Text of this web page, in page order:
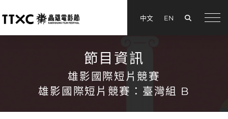
中文 EN
節目資訊
雄影國際短片競賽
雄影國際短片競賽：臺灣組 B